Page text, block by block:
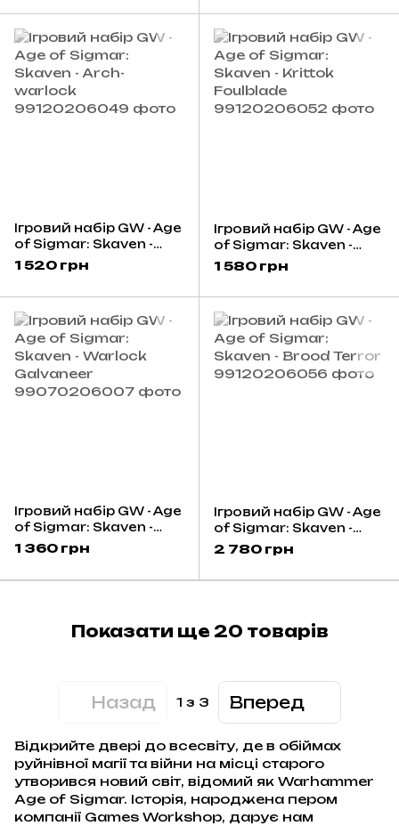
Ігровий набір GW - Age
of Sigmar: Skaven -
Arch-warlock
1 520 грн
Ігровий набір GW - Age
of Sigmar: Skaven -
Krittok Foulblade
1 580 грн
Ігровий набір GW - Age
of Sigmar: Skaven -
Warlock Galvaneer
1 360 грн
Ігровий набір GW - Age
of Sigmar: Skaven -
Brood Terror
2 780 грн
Показати ще 20 товарів
Назад 1 з 3 Вперед
Відкрийте двері до всесвіту, де в обіймах
руйнівної магії та війни на місці старого
утворився новий світ, відомий як Warhammer
Age of Sigmar. Історія, народжена пером
компанії Games Workshop, дарує нам